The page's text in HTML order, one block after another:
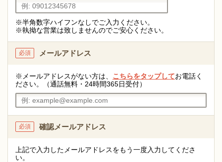
※半角数字ハイフンなしでご入力ください。
※執拗な営業は致しませんのでご安心ください。
メールアドレス
必須
※メールアドレスがない方は、 こちらをタップしてお電話く
ださい。（通話無料・24時間365日受付）
確認メールアドレス
必須
上記で入力したメールアドレスをもう一度入力してくださ
い。